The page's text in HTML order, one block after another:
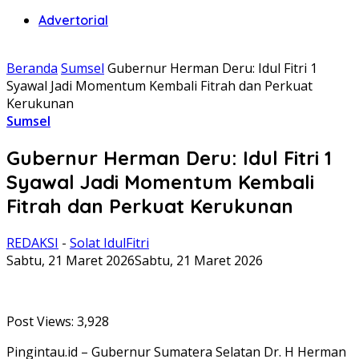
Advertorial
Beranda Sumsel Gubernur Herman Deru: Idul Fitri 1
Syawal Jadi Momentum Kembali Fitrah dan Perkuat
Kerukunan
Sumsel
Gubernur Herman Deru: Idul Fitri 1
Syawal Jadi Momentum Kembali
Fitrah dan Perkuat Kerukunan
REDAKSI - Solat IdulFitri
Sabtu, 21 Maret 2026Sabtu, 21 Maret 2026
Post Views: 3,928
Pingintau.id – Gubernur Sumatera Selatan Dr. H Herman